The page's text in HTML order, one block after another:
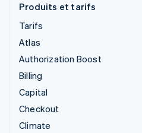
Produits et tarifs
Tarifs
Atlas
Authorization Boost
Billing
Capital
Checkout
Climate